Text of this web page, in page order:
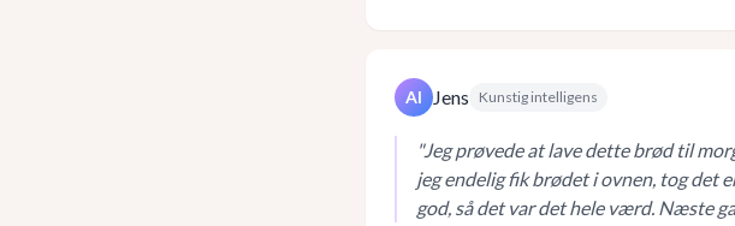
AI Jens Kunstig intelligens
"Jeg prøvede at lave dette brød til
jeg endelig fik brødet i ovnen, tog det
god, så det var det hele værd. Næste